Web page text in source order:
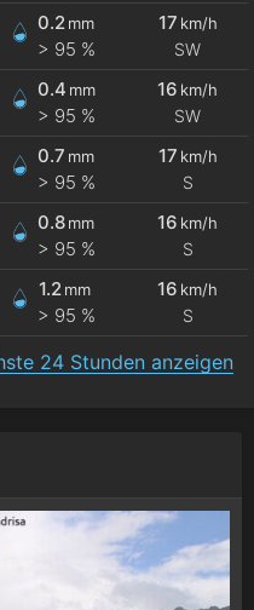
0.2mm
> 95 %
17 km/h
SW
0.4 mm
> 95 %
16 km/h
SW
0.7 mm
> 95 %
17 km/h
S
0.8mm
> 95 %
16 km/h
S
1.2mm
> 95 %
16 km/h
S
24 Stunden anzeigen